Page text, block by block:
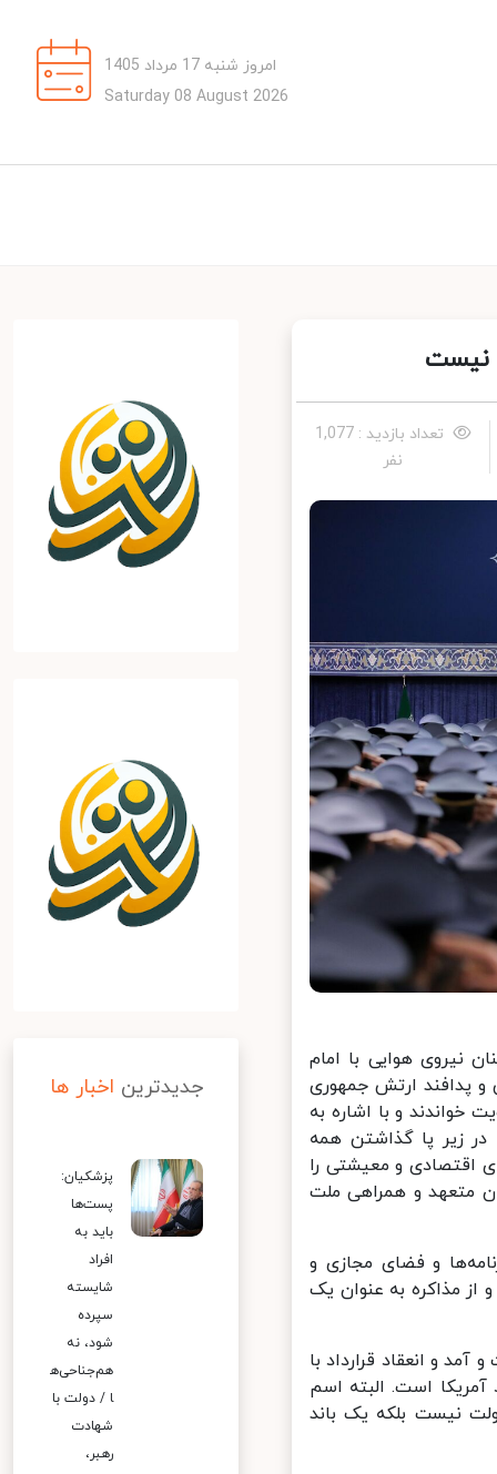
امروز شنبه 17 مرداد 1405
Saturday 08 August 2026
نیست
تعداد بازدید : 1,077
نفر
نیروی هوایی با امام
و پدافند ارتش جمهوری
خواندند و با اشاره به
در زیر پا گذاشتن همه
اقتصادی و معیشتی را
متعهد و همراهی ملت
و فضای مجازی و
مذاکره به عنوان یک
و انعقاد قرارداد با
است. البته اسم
نیست بلکه یک باند
جدیدترین اخبار ها
پزشکیان:
پست‌ها
باید به
افراد
شایسته
سپرده
شود، نه
هم‌جناحی‌ه
ا / دولت با
شهادت
رهبر،